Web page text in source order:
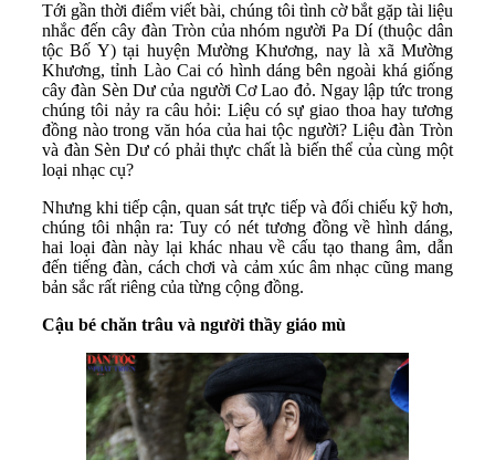
Tới gần thời điểm viết bài, chúng tôi tình cờ bắt gặp tài liệu
nhắc đến cây đàn Tròn của nhóm người Pa Dí (thuộc dân
tộc Bố Y) tại huyện Mường Khương, nay là xã Mường
Khương, tỉnh Lào Cai có hình dáng bên ngoài khá giống
cây đàn Sèn Dư của người Cơ Lao đỏ. Ngay lập tức trong
chúng tôi nảy ra câu hỏi: Liệu có sự giao thoa hay tương
đồng nào trong văn hóa của hai tộc người? Liệu đàn Tròn
và đàn Sèn Dư có phải thực chất là biến thể của cùng một
loại nhạc cụ?
Nhưng khi tiếp cận, quan sát trực tiếp và đối chiếu kỹ hơn,
chúng tôi nhận ra: Tuy có nét tương đồng về hình dáng,
hai loại đàn này lại khác nhau về cấu tạo thang âm, dẫn
đến tiếng đàn, cách chơi và cảm xúc âm nhạc cũng mang
bản sắc rất riêng của từng cộng đồng.
Cậu bé chăn trâu và người thầy giáo mù